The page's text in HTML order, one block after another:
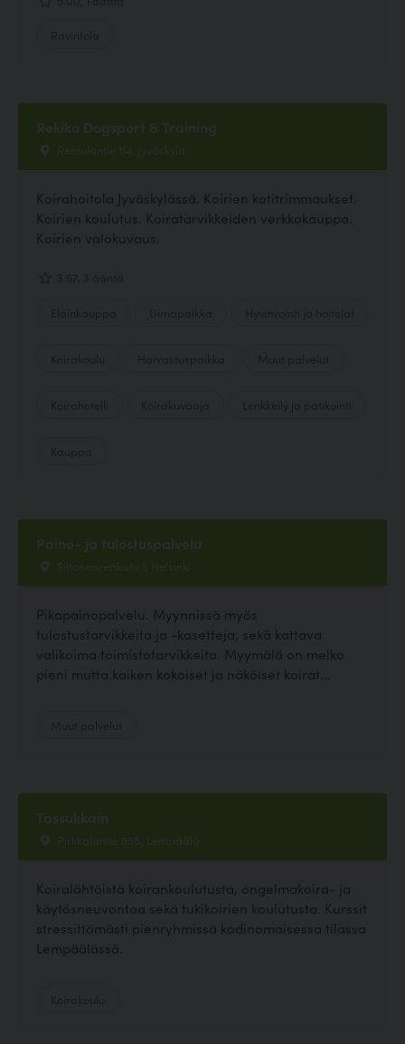
Rekiko Dogsport & Training
Remulantie 114, Jyväskylä
Koirahoitola Jyväskylässä. Koirien kotitrimmaukset.
Koirien koulutus. Koiratarvikkeiden verkkokauppa.
Koirien valokuvaus.
Paino- ja tulostuspalvelu
Siltasaarenkatu 1, Helsinki
Pikapainopalvelu. Myynnissä myös
tulostustarvikkeita ja -kasetteja, sekä kattava
valikoima toimistotarvikkeita. Myymälä on melko
pieni mutta kaiken kokoiset ja näköiset koirat...
Tassukkain
Pirkkalantie 558, Lempäälä
Koiralähtöistä koirankoulutusta, ongelmakoira- ja
käytösneuvontaa sekä tukikoirien koulutusta. Kurssit
stressittömästi pienryhmissä kodinomaisessa tilassa
Lempäälässä.